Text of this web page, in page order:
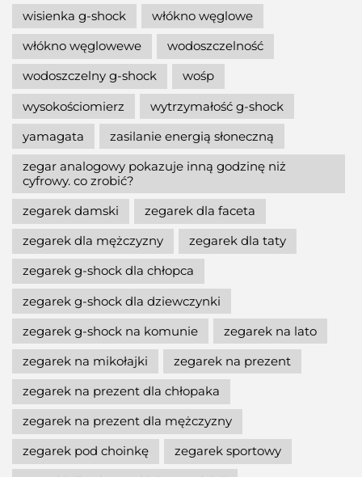
wisienka g-shock
włókno węglowe
włókno węglowewe
wodoszczelność
wodoszczelny g-shock
wośp
wysokościomierz
wytrzymałość g-shock
yamagata
zasilanie energią słoneczną
zegar analogowy pokazuje inną godzinę niż
cyfrowy. co zrobić?
zegarek damski
zegarek dla faceta
zegarek dla mężczyzny
zegarek dla taty
zegarek g-shock dla chłopca
zegarek g-shock dla dziewczynki
zegarek g-shock na komunie
zegarek na lato
zegarek na mikołajki
zegarek na prezent
zegarek na prezent dla chłopaka
zegarek na prezent dla mężczyzny
zegarek pod choinkę
zegarek sportowy